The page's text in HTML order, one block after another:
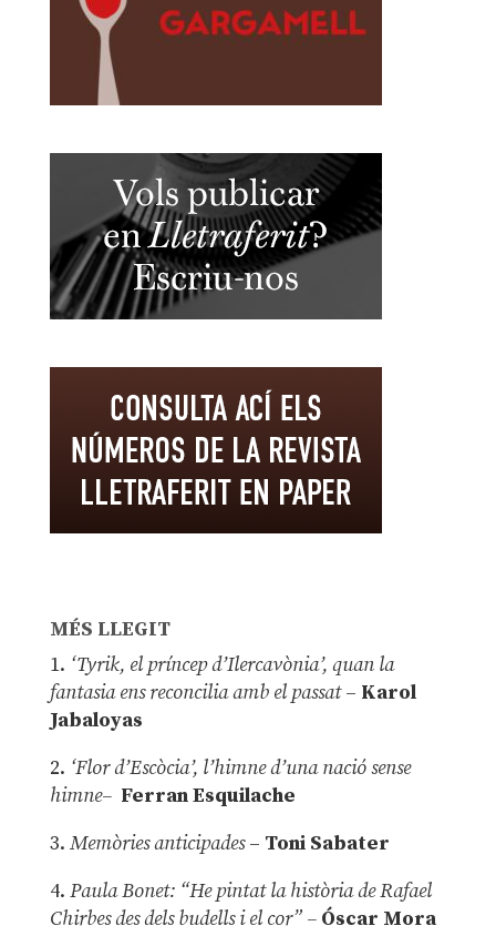
MÉS LLEGIT
1. ‘Tyrik, el príncep d’Ilercavònia’, quan la
fantasia ens reconcilia amb el passat– Karol
Jabaloyas
2. ‘Flor d’Escòcia’, l’himne d’una nació sense
himne– Ferran Esquilache
3. Memòries anticipades– Toni Sabater
4. Paula Bonet: “He pintat la història de Rafael
Chirbes des dels budells i el cor” –Óscar Mora